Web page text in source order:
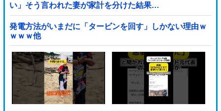
い」そう言われた妻が家計を分けた結果…
発電方法がいまだに「タービンを回す」しかない理由ｗ
ｗｗｗ他